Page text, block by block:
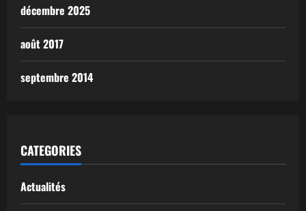
décembre 2025
août 2017
septembre 2014
CATEGORIES
Actualités